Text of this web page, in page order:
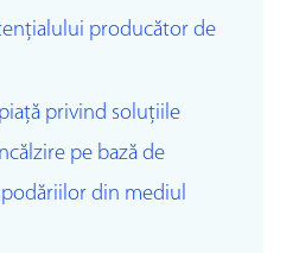
producător de
privind soluţiile
pe bază de
din mediul